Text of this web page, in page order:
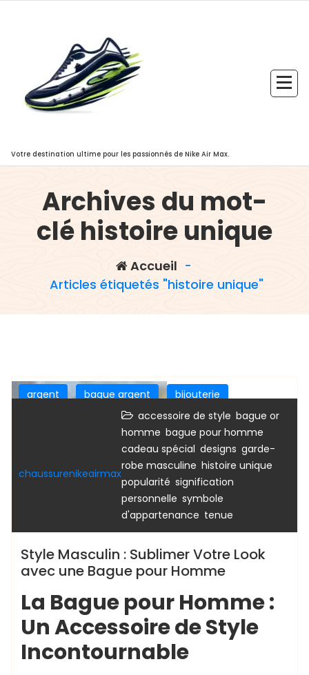
Votre destination ultime pour les passionnés de Nike Air Max.
Archives du mot-
clé histoire unique
Accueil -
Articles étiquetés "histoire unique"
argent bague argent
bijouterie
bijoux en or pour femme
chaussurenikeairmax
accessoire de style bague or
homme bague pour homme
cadeau spécial designs garde-
robe masculine histoire unique
popularité signification
personnelle symbole
d'appartenance tenue
Style Masculin : Sublimer Votre Look
avec une Bague pour Homme
La Bague pour Homme :
Un Accessoire de Style
Incontournable